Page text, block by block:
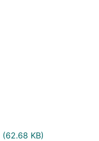
(62.68 KB)